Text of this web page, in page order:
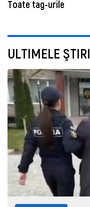
Toate tag-urile
ULTIMELE ŞTIRI